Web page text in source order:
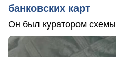
банковских карт
Он был куратором схемы